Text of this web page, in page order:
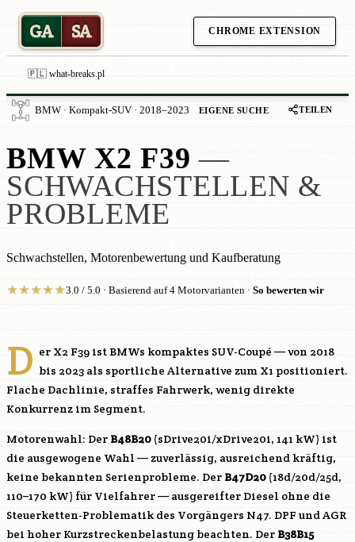
GA SA CHROME EXTENSION
🇵🇱 what-breaks.pl
BMW · Kompakt-SUV · 2018–2023 EIGENE SUCHE TEILEN
BMW X2 F39 —
SCHWACHSTELLEN &
PROBLEME
Schwachstellen, Motorenbewertung und Kaufberatung
★★★★★3.0 / 5.0 · Basierend auf 4 Motorvarianten · So bewerten wir
D er X2 F39 ist BMWs kompaktes SUV-Coupé — von 2018
bis 2023 als sportliche Alternative zum X1 positioniert.
Flache Dachlinie, straffes Fahrwerk, wenig direkte
Konkurrenz im Segment.
Motorenwahl: Der B48B20 (sDrive20i/xDrive20i, 141 kW) ist
die ausgewogene Wahl — zuverlässig, ausreichend kräftig,
keine bekannten Serienprobleme. Der B47D20 (18d/20d/25d,
110–170 kW) für Vielfahrer — ausgereifter Diesel ohne die
Steuerketten-Problematik des Vorgängers N47. DPF und AGR
bei hoher Kurzstreckenbelastung beachten. Der B38B15